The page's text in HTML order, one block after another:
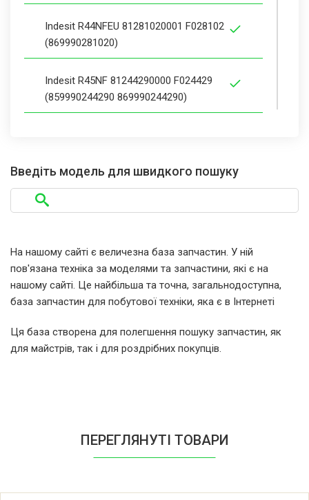
Indesit R44NFEU 81281020001 F028102
(869990281020)
Indesit R45NF 81244290000 F024429
(859990244290 869990244290)
Indesit R45NF 81244290101 F024429
(859990244290 869990244290)
(869990294470)
Indesit R45NFEX 81251230000 F025123
Indesit R45NFEX 81251230001 F025123
Indesit R45NFEX 81251230201 F025123
Введіть модель для швидкого пошуку
На нашому сайті є величезна база запчастин. У ній
пов'язана техніка за моделями та запчастини, які є на
нашому сайті. Це найбільша та точна, загальнодоступна,
база запчастин для побутової техніки, яка є в Інтернеті
Ця база створена для полегшення пошуку запчастин, як
для майстрів, так і для роздрібних покупців.
ПЕРЕГЛЯНУТІ ТОВАРИ